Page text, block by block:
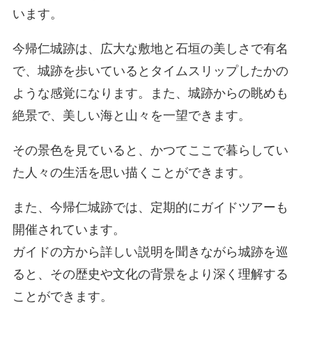
います。
今帰仁城跡は、広大な敷地と石垣の美しさで有名
で、城跡を歩いているとタイムスリップしたかの
ような感覚になります。また、城跡からの眺めも
絶景で、美しい海と山々を一望できます。
その景色を見ていると、かつてここで暮らしてい
た人々の生活を思い描くことができます。
また、今帰仁城跡では、定期的にガイドツアーも
開催されています。
ガイドの方から詳しい説明を聞きながら城跡を巡
ると、その歴史や文化の背景をより深く理解する
ことができます。